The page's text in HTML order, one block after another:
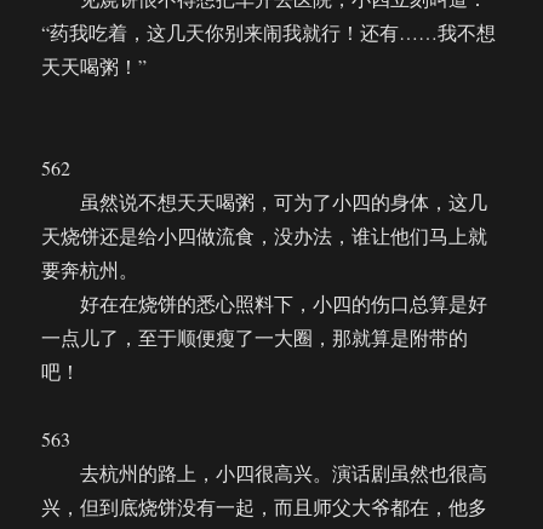
“药我吃着，这几天你别来闹我就行！还有……我不想
天天喝粥！”
562
虽然说不想天天喝粥，可为了小四的身体，这几
天烧饼还是给小四做流食，没办法，谁让他们马上就
要奔杭州。
好在在烧饼的悉心照料下，小四的伤口总算是好
一点儿了，至于顺便瘦了一大圈，那就算是附带的
吧！
563
去杭州的路上，小四很高兴。演话剧虽然也很高
兴，但到底烧饼没有一起，而且师父大爷都在，他多